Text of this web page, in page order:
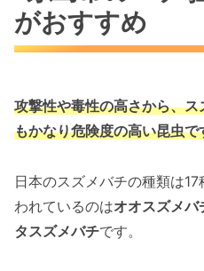
がおすすめ
攻撃性や毒性の高さから、ス
もかなり危険度の高い昆虫で
日本のスズメバチの種類は
われているのはオオスズメ
タスズメバチです。